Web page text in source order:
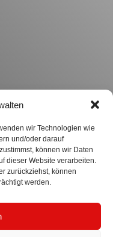
wir Technologien wie
und/oder darauf
können wir Daten
dieser Website verarbeiten.
zurückziehst, können
werden.